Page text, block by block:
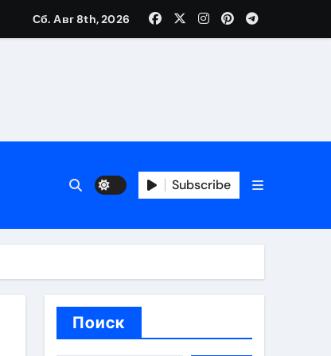
и депиляции
и обустройства мест отдыха
Сб. Авг 8th, 2026
Subscribe
Поиск